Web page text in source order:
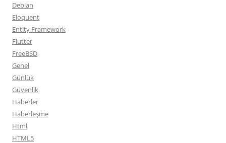
Debian
Eloquent
Entity Framework
Flutter
FreeBSD
Genel
Günlük
Güvenlik
Haberler
Haberleşme
Html
HTML5